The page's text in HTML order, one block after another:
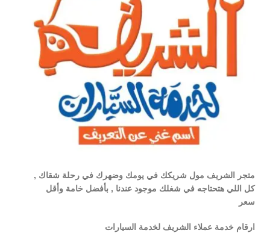
متجر الشريف مول شريكك في يومك وضهرك في رحلة شقاك ,
كل اللي هتحتاجه في شغلك موجود عندنا , بأفضل خامة وأقل
سعر
ارقام خدمة عملاء الشريف لخدمة السيارات